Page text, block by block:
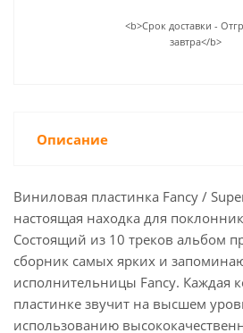
<b>Срок доставки -
завтра</b>
Описание
Виниловая пластинка Fancy /
настоящая находка для
Состоящий из 10 треков альбом
сборник самых ярких и
исполнительницы Fancy. Каждая
пластинке звучит на высшем
использованию